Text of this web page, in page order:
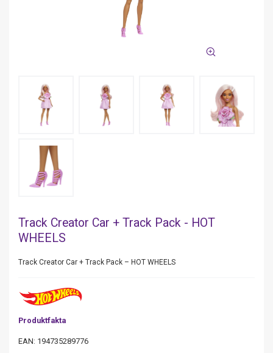
Track Creator Car + Track Pack - HOT
WHEELS
Track Creator Car + Track Pack – HOT WHEELS
Produktfakta
EAN: 194735289776